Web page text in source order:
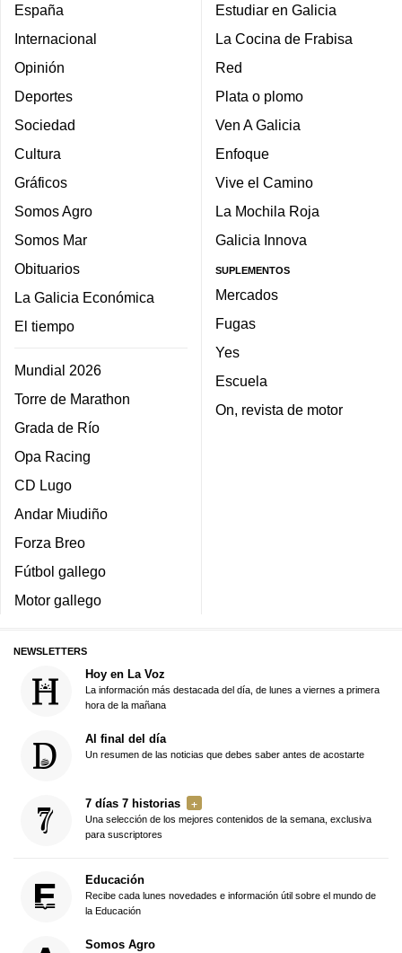
España
Internacional
Opinión
Deportes
Sociedad
Cultura
Gráficos
Somos Agro
Somos Mar
Obituarios
La Galicia Económica
El tiempo
Mundial 2026
Torre de Marathon
Grada de Río
Opa Racing
CD Lugo
Andar Miudiño
Forza Breo
Fútbol gallego
Motor gallego
Estudiar en Galicia
La Cocina de Frabisa
Red
Plata o plomo
Ven A Galicia
Enfoque
Vive el Camino
La Mochila Roja
Galicia Innova
SUPLEMENTOS
Mercados
Fugas
Yes
Escuela
On, revista de motor
NEWSLETTERS
Hoy en La Voz
La información más destacada del día, de lunes a viernes a primera
hora de la mañana
Al final del día
Un resumen de las noticias que debes saber antes de acostarte
7 días 7 historias
Una selección de los mejores contenidos de la semana, exclusiva
para suscriptores
Educación
Recibe cada lunes novedades e información útil sobre el mundo de
la Educación
Somos Agro